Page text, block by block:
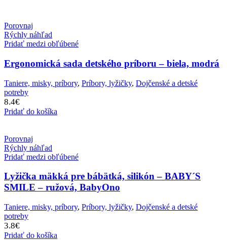
Porovnaj
Rýchly náhľad
Pridať medzi obľúbené
Ergonomická sada detského príboru – biela, modrá
Taniere, misky, príbory, Príbory, lyžičky, Dojčenské a detské
potreby
8.4€
Pridať do košíka
Porovnaj
Rýchly náhľad
Pridať medzi obľúbené
Lyžička mäkká pre bábätká, silikón – BABY´S
SMILE – ružová, BabyOno
Taniere, misky, príbory, Príbory, lyžičky, Dojčenské a detské
potreby
3.8€
Pridať do košíka